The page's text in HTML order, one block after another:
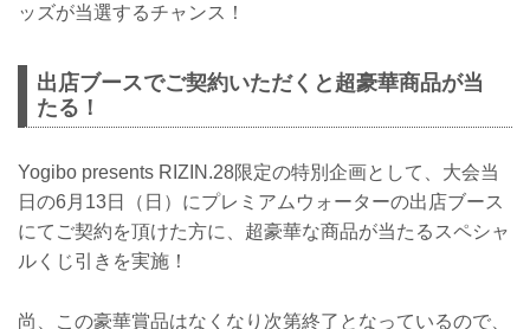
ッズが当選するチャンス！
出店ブースでご契約いただくと超豪華商品が当
たる！
Yogibo presents RIZIN.28限定の特別企画として、大会当
日の6月13日（日）にプレミアムウォーターの出店ブース
にてご契約を頂けた方に、超豪華な商品が当たるスペシャ
ルくじ引きを実施！
尚、この豪華賞品はなくなり次第終了となっているので、